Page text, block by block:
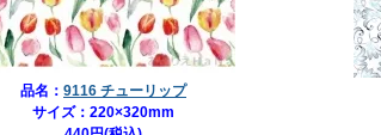
品名： 9116 チューリップ
サイズ：220×320mm